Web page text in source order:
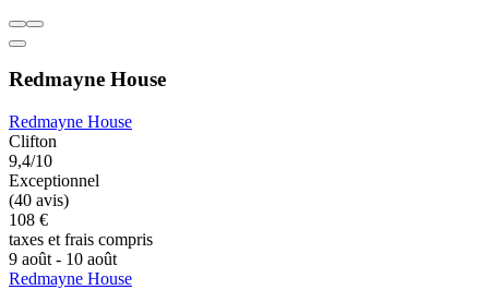
Redmayne House
Redmayne House
Clifton
9,4/10
Exceptionnel
(40 avis)
108 €
taxes et frais compris
9 août - 10 août
Redmayne House